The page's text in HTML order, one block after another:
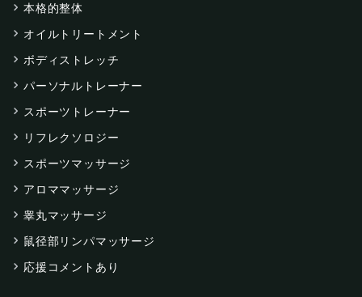
本格的整体
オイルトリートメント
ボディストレッチ
パーソナルトレーナー
スポーツトレーナー
リフレクソロジー
スポーツマッサージ
アロママッサージ
睾丸マッサージ
鼠径部リンパマッサージ
応援コメントあり